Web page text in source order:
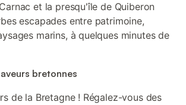
et la presqu'île de Quiberon
escapades entre patrimoine,
marins, à quelques minutes de
bretonnes
de la Bretagne ! Régalez-vous des